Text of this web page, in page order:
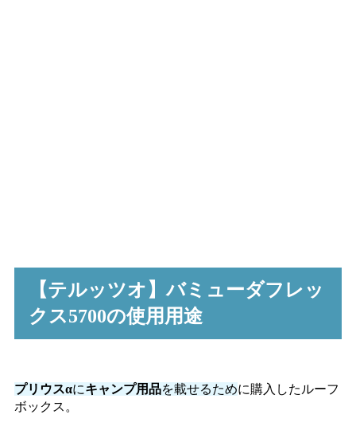
【テルッツオ】バミューダフレッ
クス5700の使用用途
プリウスαにキャンプ用品を載せるために購入したルーフ
ボックス。